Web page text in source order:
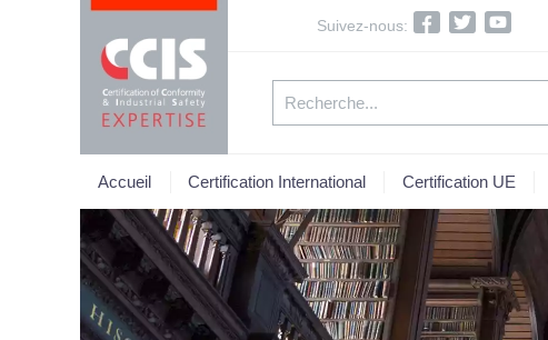
Suivez-nous:
Accueil Certification International Certification UE